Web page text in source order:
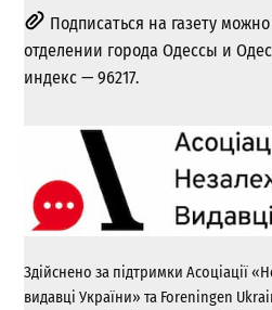
Подписаться на газету
отделении города Одессы и
индекс — 96217.
Здійснено за підтримки Асоціації
видавці України» та Foreningen